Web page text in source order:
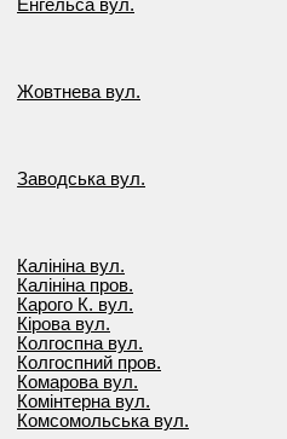
Енгельса вул.
Жовтнева вул.
Заводська вул.
Калініна вул.
Калініна пров.
Карого К. вул.
Кірова вул.
Колгоспна вул.
Колгоспний пров.
Комарова вул.
Комінтерна вул.
Комсомольська вул.